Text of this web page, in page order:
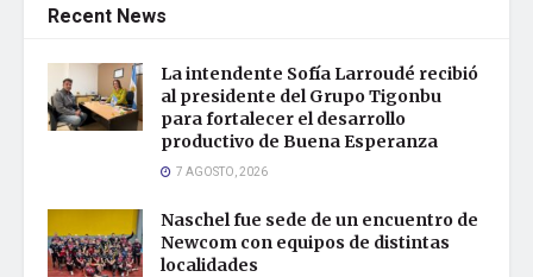
Recent News
La intendente Sofía Larroudé recibió
al presidente del Grupo Tigonbu
para fortalecer el desarrollo
productivo de Buena Esperanza
7 AGOSTO, 2026
Naschel fue sede de un encuentro de
Newcom con equipos de distintas
localidades